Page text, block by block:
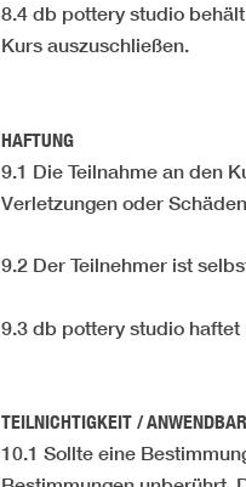
8.4 db pottery studio
Kurs auszuschließen.
HAFTUNG
9.1 Die Teilnahme an den
Verletzungen oder
9.2 Der Teilnehmer ist
9.3 db pottery studio
TEILNICHTIGKEIT /
10.1 Sollte eine